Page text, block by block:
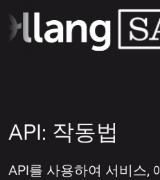
API: 작동법
API를 사용하여 서비스,